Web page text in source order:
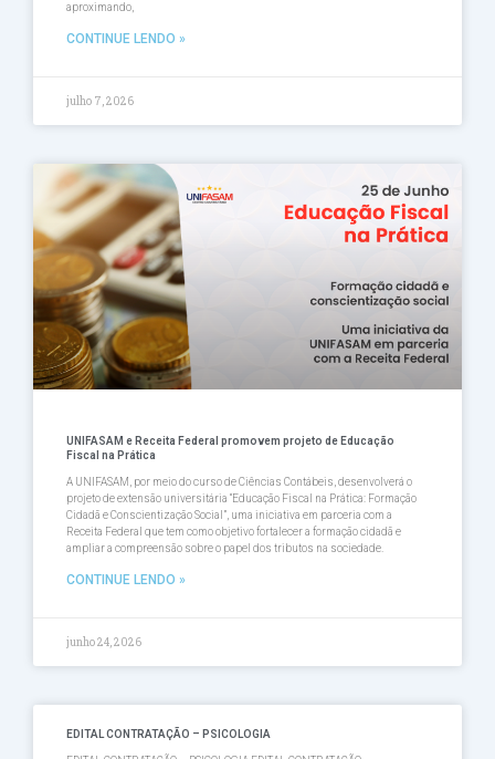
aproximando,
CONTINUE LENDO »
julho 7, 2026
UNIFASAM e Receita Federal promovem projeto de Educação
Fiscal na Prática
A UNIFASAM, por meio do curso de Ciências Contábeis, desenvolverá o
projeto de extensão universitária “Educação Fiscal na Prática: Formação
Cidadã e Conscientização Social”, uma iniciativa em parceria com a
Receita Federal que tem como objetivo fortalecer a formação cidadã e
ampliar a compreensão sobre o papel dos tributos na sociedade.
CONTINUE LENDO »
junho 24, 2026
EDITAL CONTRATAÇÃO – PSICOLOGIA